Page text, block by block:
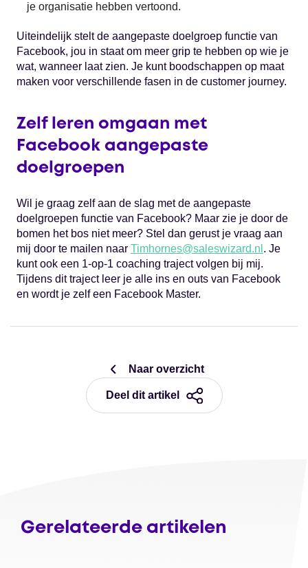
je organisatie hebben vertoond.
Uiteindelijk stelt de aangepaste doelgroep functie van
Facebook, jou in staat om meer grip te hebben op wie je
wat, wanneer laat zien. Je kunt boodschappen op maat
maken voor verschillende fasen in de customer journey.
Zelf leren omgaan met
Facebook aangepaste
doelgroepen
Wil je graag zelf aan de slag met de aangepaste
doelgroepen functie van Facebook? Maar zie je door de
bomen het bos niet meer? Stel dan gerust je vraag aan
mij door te mailen naar Timhornes@saleswizard.nl . Je
kunt ook een 1-op-1 coaching traject volgen bij mij.
Tijdens dit traject leer je alle ins en outs van Facebook
en wordt je zelf een Facebook Master.
Naar overzicht
Deel dit artikel
Gerelateerde artikelen